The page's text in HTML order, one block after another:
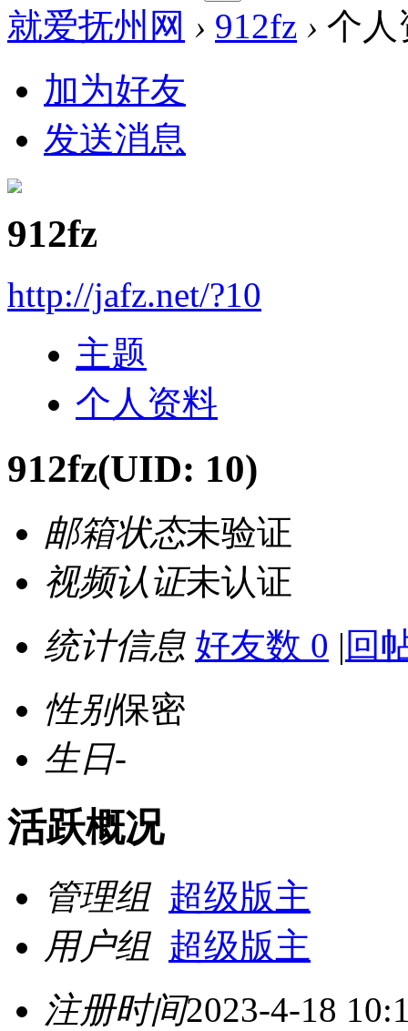
就爱抚州网 › 912fz › 个人
加为好友
发送消息
912fz
http://jafz.net/?10
主题
个人资料
912fz(UID: 10)
邮箱状态未验证
视频认证未认证
统计信息 好友数 0 | 回
性别保密
生日-
活跃概况
管理组 超级版主
用户组 超级版主
注册时间2023-4-18